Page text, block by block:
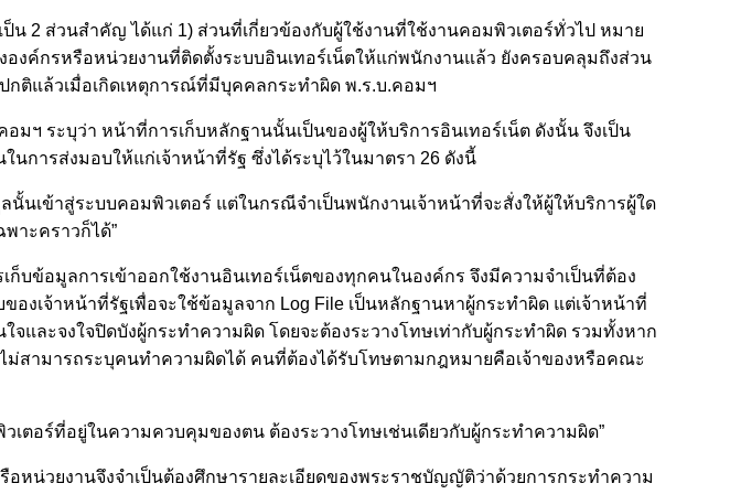
ส่วนสำคัญ ได้แก่ 1) ส่วนที่เกี่ยวข้องกับผู้ใช้งานที่ใช้งานคอมพิวเตอร์ทั่วไป หมาย
งค์กรหรือหน่วยงานที่ติดตั้งระบบอินเทอร์เน็ตให้แก่พนักงานแล้ว ยังครอบคลุมถึงส่วน
กติแล้วเมื่อเกิดเหตุการณ์ที่มีบุคคลกระทำผิด พ.ร.บ.คอมฯ
มฯ ระบุว่า หน้าที่การเก็บหลักฐานนั้นเป็นของผู้ให้บริการอินเทอร์เน็ต ดังนั้น จึงเป็น
นการส่งมอบให้แก่เจ้าหน้าที่รัฐ ซึ่งได้ระบุไว้ในมาตรา 26 ดังนี้
ข้าสู่ระบบคอมพิวเตอร์ แต่ในกรณีจำเป็นพนักงานเจ้าหน้าที่จะสั่งให้ผู้ให้บริการผู้ใด
าะคราวก็ได้”
ข้อมูลการเข้าออกใช้งานอินเทอร์เน็ตของทุกคนในองค์กร จึงมีความจำเป็นที่ต้อง
องเจ้าหน้าที่รัฐเพื่อจะใช้ข้อมูลจาก Log File เป็นหลักฐานหาผู้กระทำผิด แต่เจ้าหน้าที่
และจงใจปิดบังผู้กระทำความผิด โดยจะต้องระวางโทษเท่ากับผู้กระทำผิด รวมทั้งหาก
ม่สามารถระบุคนทำความผิดได้ คนที่ต้องได้รับโทษตามกฎหมายคือเจ้าของหรือคณะ
อร์ที่อยู่ในความควบคุมของตน ต้องระวางโทษเช่นเดียวกับผู้กระทำความผิด”
วยงานจึงจำเป็นต้องศึกษารายละเอียดของพระราชบัญญัติว่าด้วยการกระทำความ